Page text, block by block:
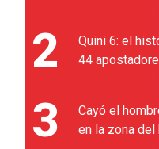
2
Quini 6: el
44
3
Cayó el
en la zona